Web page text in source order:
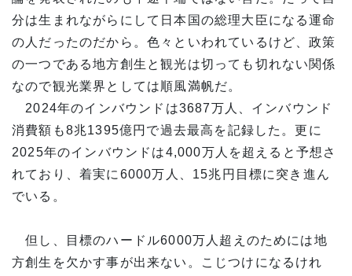
分は生まれながらにして日本国の総理大臣になる運命
の人だったのだから。色々といわれているけど、政策
の一つである地方創生と観光は切っても切れない関係
なので観光業界としては順風満帆だ。
2024年のインバウンドは3687万人、インバウンド
消費額も8兆1395億円で過去最高を記録した。更に
2025年のインバウンドは4,000万人を超えると予想さ
れており、着実に6000万人、15兆円目標に突き進ん
でいる。
但し、目標のハードル6000万人超えのためには地
方創生を欠かす事が出来ない。こじつけになるけれ